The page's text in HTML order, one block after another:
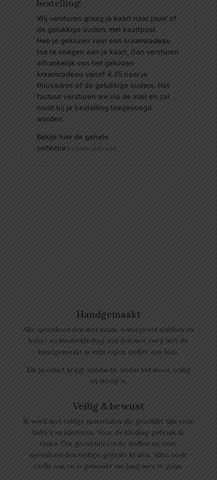
bestelling!
Wij versturen graag je kaart naar jouw of
de gelukkige ouders met kaartpost.
Heb je gekozen voor een kraamcadeau
toe te voegen aan je kaart, Dan versturen
afhankelijk van het gekozen
kraamcadeau vanaf 4.25 naar je
thuisadres of de gelukkige ouders. Het
factuur versturen we via de mail en zal
nooit bij je bestelling toegevoegd
worden.
Bekijk hier de gehele
collectie kraamcadeaus
Handgemaakt
Alle speenkoorden met naam, waterproof slabben en
baby- en kinderkleding worden met zorg met de
handgemaakt in mijn eigen atelier aan huis.
Elk product krijgt aandacht, zodat het mooi, veilig
en stevig is.
Veilig & bewust
Ik werk met veilige materialen die geschikt zijn voor
baby’s en kinderen. Voor de kleding gebruik ik
Oeko-Tex gecertificeerde stoffen en voor
speenkoorden veilige, geteste kralen. Alles voelt
zacht aan en is gemaakt om lang mee te gaan.